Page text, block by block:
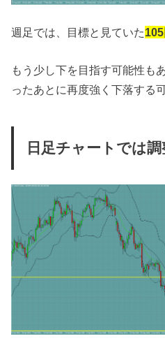
週足では、目標と見ていた
もう少し下を目指す可能性も
ったあとに再度強く下落する
日足チャートでは